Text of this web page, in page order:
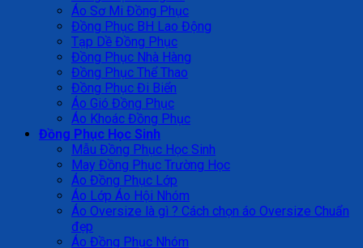
Áo Sơ Mi Đồng Phục
Đồng Phục BH Lao Động
Tạp Dề Đồng Phục
Đồng Phục Nhà Hàng
Đồng Phục Thể Thao
Đồng Phục Đi Biển
Áo Gió Đồng Phục
Áo Khoác Đồng Phục
Đồng Phục Học Sinh
Mẫu Đồng Phục Học Sinh
May Đồng Phục Trường Học
Áo Đồng Phục Lớp
Áo Lớp Áo Hội Nhóm
Áo Oversize là gì ? Cách chọn áo Oversize Chuẩn
đẹp
Áo Đồng Phục Nhóm